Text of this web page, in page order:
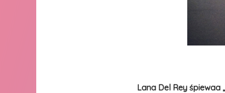
Lana Del Rey śpiewaa